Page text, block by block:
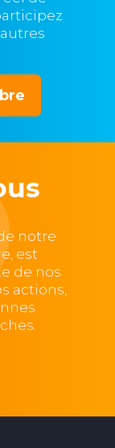
notre
est
de nos
actions,